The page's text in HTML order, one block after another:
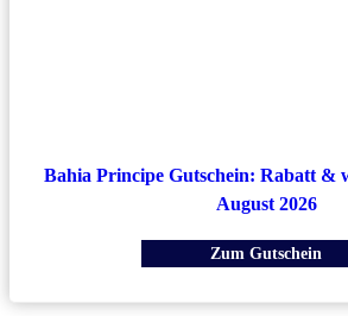
Bahia Principe Gutschein: Rabatt &
August 2026
Zum Gutschein